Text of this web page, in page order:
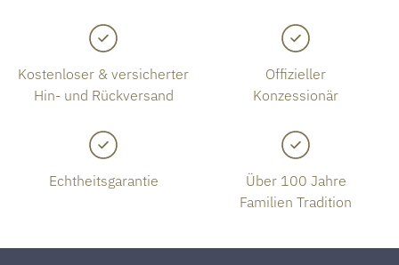
Kostenloser & versicherter
Hin- und Rückversand
Offizieller
Konzessionär
Echtheitsgarantie
Über 100 Jahre
Familien Tradition